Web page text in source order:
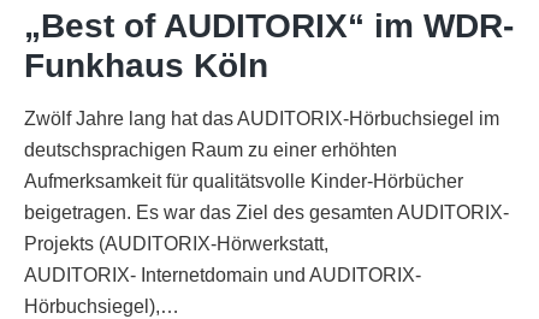
„Best of AUDITORIX“ im WDR-
Funkhaus Köln
Zwölf Jahre lang hat das AUDITORIX-Hörbuchsiegel im
deutschsprachigen Raum zu einer erhöhten
Aufmerksamkeit für qualitätsvolle Kinder-Hörbücher
beigetragen. Es war das Ziel des gesamten AUDITORIX-
Projekts (AUDITORIX-Hörwerkstatt,
AUDITORIX- Internetdomain und AUDITORIX-
Hörbuchsiegel),…